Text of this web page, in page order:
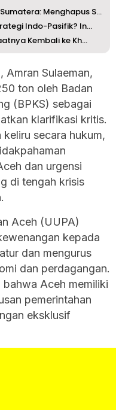
Menghapus S...
Indo-Pasifik? In...
Kembali ke Kh...
Amran Sulaeman,
ton oleh Badan
(BPKS) sebagai
klarifikasi kritis.
secara hukum,
dan urgensi
di tengah krisis
Aceh (UUPA)
kepada
dan mengurus
dan perdagangan.
bahwa Aceh memiliki
pemerintahan
eksklusif